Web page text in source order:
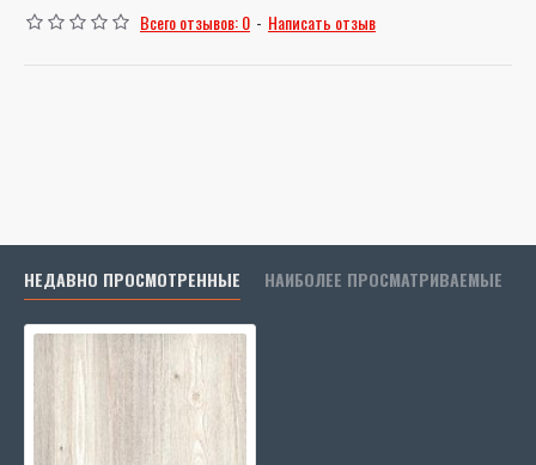
Всего отзывов: 0 - Написать отзыв
НЕДАВНО ПРОСМОТРЕННЫЕ НАИБОЛЕЕ ПРОСМАТРИВАЕМЫЕ